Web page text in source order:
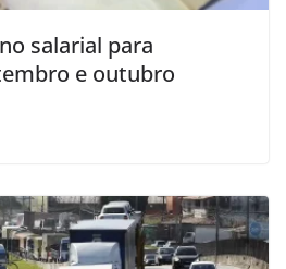
salarial para
e outubro